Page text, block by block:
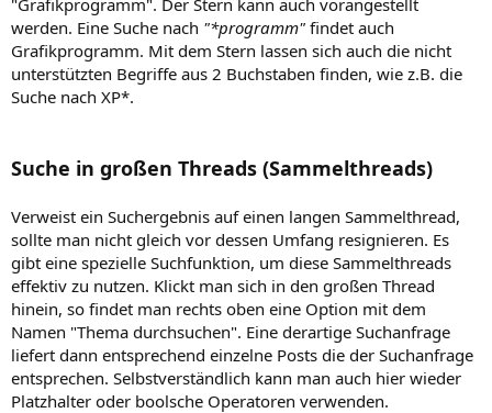
werden. Eine Suche nach "*programm" findet auch
Grafikprogramm. Mit dem Stern lassen sich auch die nicht
unterstützten Begriffe aus 2 Buchstaben finden, wie z.B. die
Suche nach XP*.
Suche in großen Threads (Sammelthreads)
Verweist ein Suchergebnis auf einen langen Sammelthread,
sollte man nicht gleich vor dessen Umfang resignieren. Es
gibt eine spezielle Suchfunktion, um diese Sammelthreads
effektiv zu nutzen. Klickt man sich in den großen Thread
hinein, so findet man rechts oben eine Option mit dem
Namen "Thema durchsuchen". Eine derartige Suchanfrage
liefert dann entsprechend einzelne Posts die der Suchanfrage
entsprechen. Selbstverständlich kann man auch hier wieder
Platzhalter oder boolsche Operatoren verwenden.